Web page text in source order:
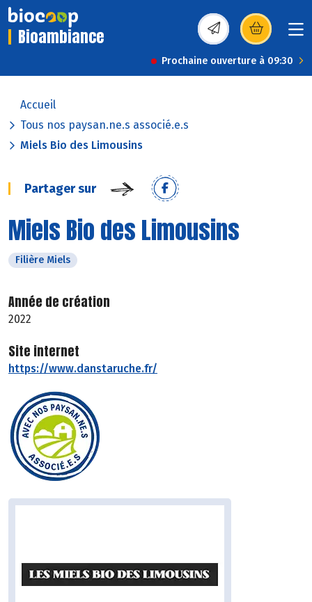
Bioambiance (s’ouvre dans une
Prochaine ouverture à 09:30
Accueil
Tous nos paysan.ne.s associé.e.s
Miels Bio des Limousins
Partager sur
Miels Bio des Limousins
Filière Miels
Année de création
2022
Site internet
https://www.danstaruche.fr/